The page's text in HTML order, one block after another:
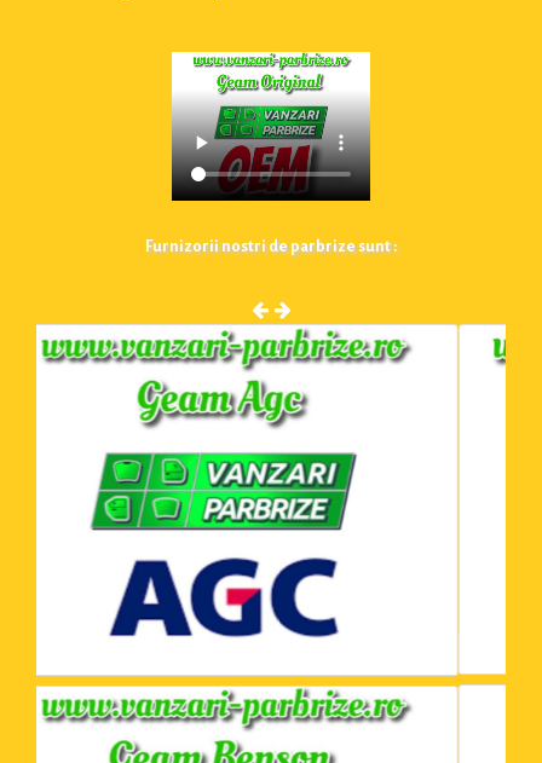
Furnizorii nostri de parbrize sunt :